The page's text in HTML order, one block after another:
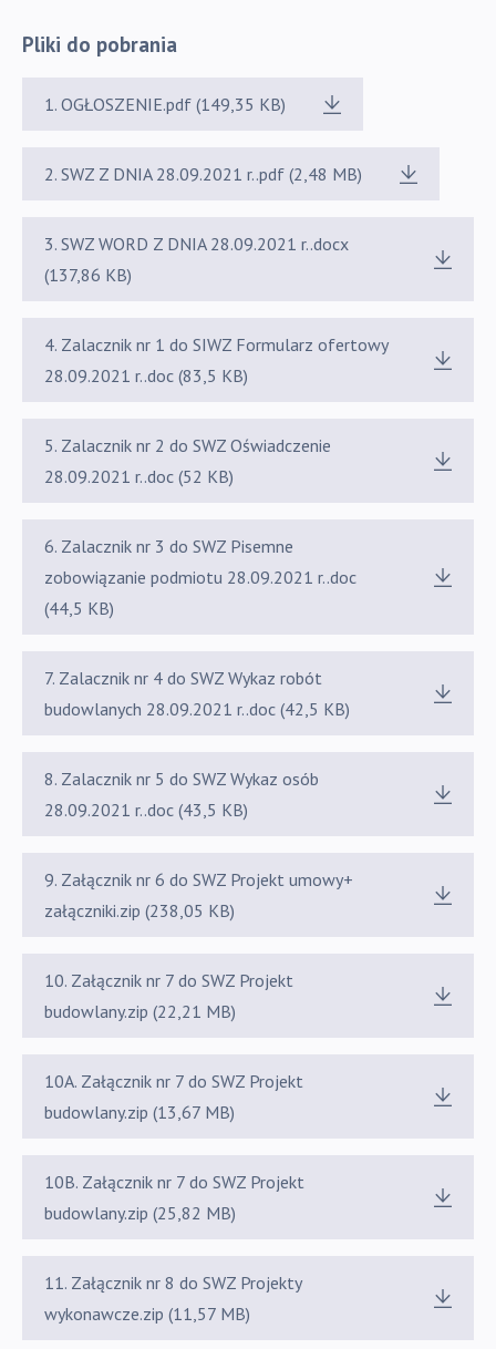
Pliki do pobrania
1. OGŁOSZENIE.pdf (149,35 KB)
2. SWZ Z DNIA 28.09.2021 r..pdf (2,48 MB)
3. SWZ WORD Z DNIA 28.09.2021 r..docx
(137,86 KB)
4. Zalacznik nr 1 do SIWZ Formularz ofertowy
28.09.2021 r..doc (83,5 KB)
5. Zalacznik nr 2 do SWZ Oświadczenie
28.09.2021 r..doc (52 KB)
6. Zalacznik nr 3 do SWZ Pisemne
zobowiązanie podmiotu 28.09.2021 r..doc
(44,5 KB)
7. Zalacznik nr 4 do SWZ Wykaz robót
budowlanych 28.09.2021 r..doc (42,5 KB)
8. Zalacznik nr 5 do SWZ Wykaz osób
28.09.2021 r..doc (43,5 KB)
9. Załącznik nr 6 do SWZ Projekt umowy+
załączniki.zip (238,05 KB)
10. Załącznik nr 7 do SWZ Projekt
budowlany.zip (22,21 MB)
10A. Załącznik nr 7 do SWZ Projekt
budowlany.zip (13,67 MB)
10B. Załącznik nr 7 do SWZ Projekt
budowlany.zip (25,82 MB)
11. Załącznik nr 8 do SWZ Projekty
wykonawcze.zip (11,57 MB)